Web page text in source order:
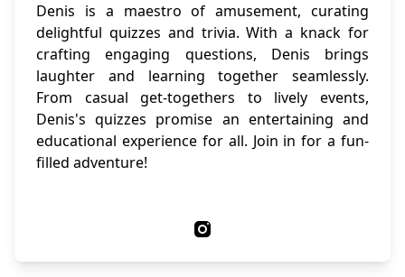
Denis is a maestro of amusement, curating
delightful quizzes and trivia. With a knack for
crafting engaging questions, Denis brings
laughter and learning together seamlessly.
From casual get-togethers to lively events,
Denis's quizzes promise an entertaining and
educational experience for all. Join in for a fun-
filled adventure!